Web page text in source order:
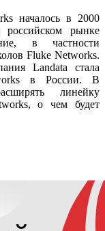
началось в 2000
российском рынке
в частности
Fluke Networks.
Landata стала
в России. В
линейку
о чем будет